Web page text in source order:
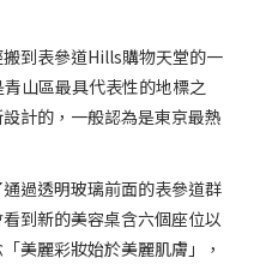
到表參道Hills購物天堂的一
山區最具代表性的地標之
計的，一般認為是東京最熱
過透明玻璃前面的表參道群
到新的美容桌含六個座位以
美麗彩妝始於美麗肌膚」，